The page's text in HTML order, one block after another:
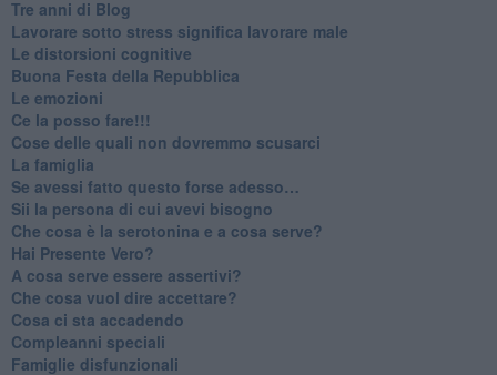
​Tre anni di Blog
​Lavorare sotto stress significa lavorare male
​Le distorsioni cognitive
​Buona Festa della Repubblica
Le emozioni
​Ce la posso fare!!!
​Cose delle quali non dovremmo scusarci
​La famiglia
​Se avessi fatto questo forse adesso…
​Sii la persona di cui avevi bisogno
Che cosa è la serotonina e a cosa serve?
​Hai Presente Vero?
A cosa serve essere assertivi?
​Che cosa vuol dire accettare?
​Cosa ci sta accadendo
​Compleanni speciali
​Famiglie disfunzionali